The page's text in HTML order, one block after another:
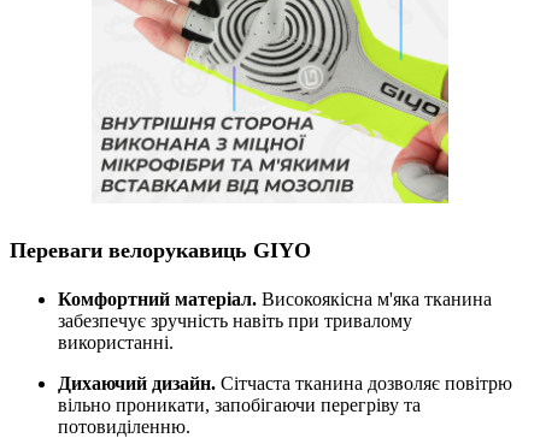
Переваги велорукавиць GIYO
Комфортний матеріал. Високоякісна м'яка тканина
забезпечує зручність навіть при тривалому
використанні.
Дихаючий дизайн. Сітчаста тканина дозволяє повітрю
вільно проникати, запобігаючи перегріву та
потовиділенню.